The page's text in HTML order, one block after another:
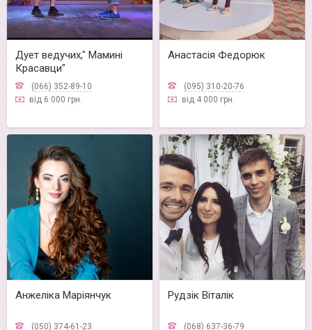
Дует ведучих," Мамині
Красавци"
(066) 352-89-10
від 6 000 грн.
Анастасія Федорюк
(095) 310-20-76
від 4 000 грн.
Анжеліка Маріянчук
(050) 374-61-23
Рудзік Віталік
(068) 637-36-79